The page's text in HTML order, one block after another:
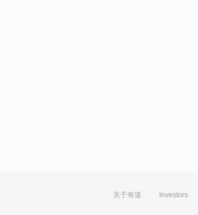
关于有道 Investors